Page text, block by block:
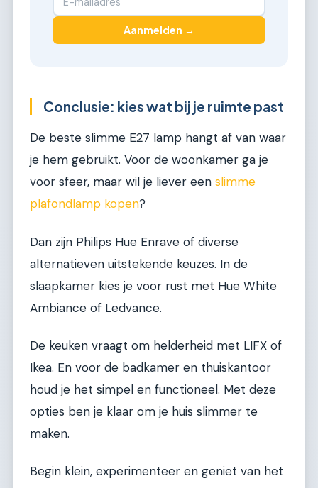
Aanmelden →
Conclusie: kies wat bij je ruimte past
De beste slimme E27 lamp hangt af van waar
je hem gebruikt. Voor de woonkamer ga je
voor sfeer, maar wil je liever een slimme
plafondlamp kopen?
Dan zijn Philips Hue Enrave of diverse
alternatieven uitstekende keuzes. In de
slaapkamer kies je voor rust met Hue White
Ambiance of Ledvance.
De keuken vraagt om helderheid met LIFX of
Ikea. En voor de badkamer en thuiskantoor
houd je het simpel en functioneel. Met deze
opties ben je klaar om je huis slimmer te
maken.
Begin klein, experimenteer en geniet van het